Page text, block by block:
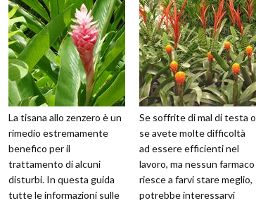
La tisana allo zenzero è un
rimedio estremamente
benefico per il
trattamento di alcuni
disturbi. In questa guida
tutte le informazioni sulle
Se soffrite di mal di testa o
se avete molte difficoltà
ad essere efficienti nel
lavoro, ma nessun farmaco
riesce a farvi stare meglio,
potrebbe interessarvi